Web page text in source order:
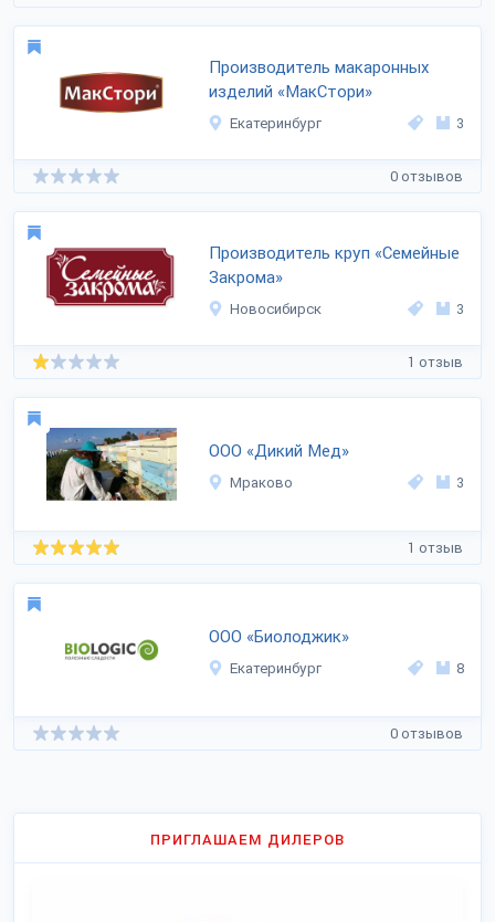
Производитель макаронных
изделий «МакСтори»
Екатеринбург 3
0 отзывов
Производитель круп «Семейные
Закрома»
Новосибирск 3
1 отзыв
ООО «Дикий Мед»
Мраково 3
1 отзыв
ООО «Биолоджик»
Екатеринбург 8
0 отзывов
ПРИГЛАШАЕМ ДИЛЕРОВ